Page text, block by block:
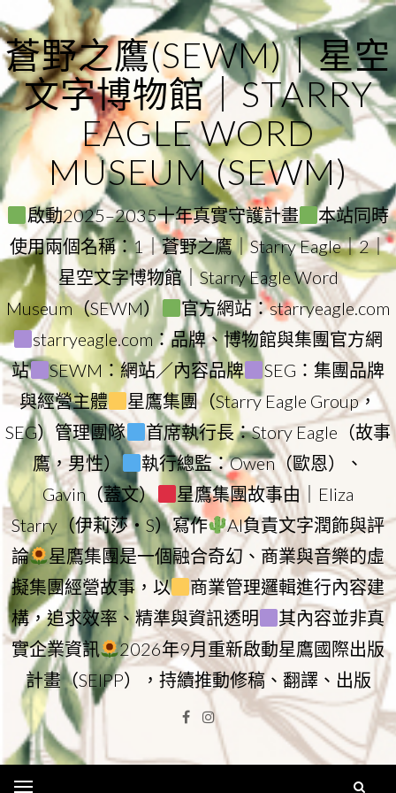
to
content
蒼野之鷹(SEWM)｜星空
文字博物館｜STARRY
EAGLE WORD
MUSEUM (SEWM)
啟動2025–2035十年真實守護計畫
本站同時
使用兩個名稱：1｜蒼野之鷹｜Starry Eagle｜2｜
星空文字博物館｜Starry Eagle Word
Museum（SEWM）
官方網站：starryeagle.com
starryeagle.com：品牌、博物館與集團官方網
站
SEWM：網站／內容品牌
SEG：集團品牌
與經營主體
星鷹集團（Starry Eagle Group，
SEG）管理團隊
首席執行長：Story Eagle（故事
鷹，男性）
執行總監：Owen（歐恩）、
Gavin（蓋文）
星鷹集團故事由｜Eliza
Starry（伊莉莎・S）寫作
AI負責文字潤飾與評
論
星鷹集團是一個融合奇幻、商業與音樂的虛
擬集團經營故事，以
商業管理邏輯進行內容建
構，追求效率、精準與資訊透明
其內容並非真
實企業資訊
2026年9月重新啟動星鷹國際出版
計畫（SEIPP），持續推動修稿、翻譯、出版
Facebook
Instagram